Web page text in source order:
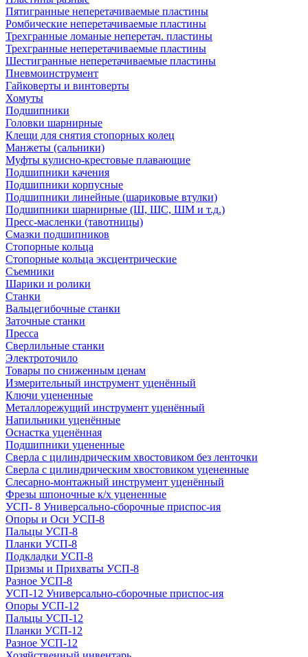
Пятигранные неперетачиваемые пластины
Ромбические неперетачиваемые пластины
Трехгранные ломаные неперетач. пластины
Трехгранные неперетачиваемые пластины
Шестигранные неперетачиваемые пластины
Пневмоинструмент
Гайковерты и винтоверты
Хомуты
Подшипники
Головки шарнирные
Клещи для снятия стопорных колец
Манжеты (сальники)
Муфты кулисно-крестовые плавающие
Подшипники качения
Подшипники корпусные
Подшипники линейные (шариковые втулки)
Подшипники шарнирные (Ш, ШС, ШМ и т.д.)
Пресс-масленки (тавотницы)
Смазки подшипников
Стопорные кольца
Стопорные кольца эксцентрические
Съемники
Шарики и ролики
Станки
Вальцегибочные станки
Заточные станки
Пресса
Сверлильные станки
Электроточило
Товары по сниженным ценам
Измерительный инструмент уценённый
Ключи уцененные
Металлорежущий инструмент уценённый
Напильники уценённые
Оснастка уценённая
Подшипники уцененные
Сверла с цилиндрическим хвостовиком без ленточки
Сверла с цилиндрическим хвостовиком уцененные
Слесарно-монтажный инструмент уценённый
Фрезы шпоночные к/х уцененные
УСП- 8 Универсально-сборочные приспос-ия
Опоры и Оси УСП-8
Пальцы УСП-8
Планки УСП-8
Подкладки УСП-8
Призмы и Прихваты УСП-8
Разное УСП-8
УСП-12 Универсально-сборочные приспос-ия
Опоры УСП-12
Пальцы УСП-12
Планки УСП-12
Разное УСП-12